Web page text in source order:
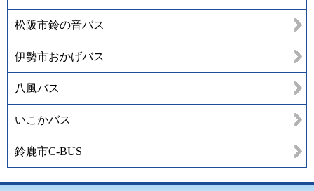
松阪市鈴の音バス
伊勢市おかげバス
八風バス
いこかバス
鈴鹿市C-BUS